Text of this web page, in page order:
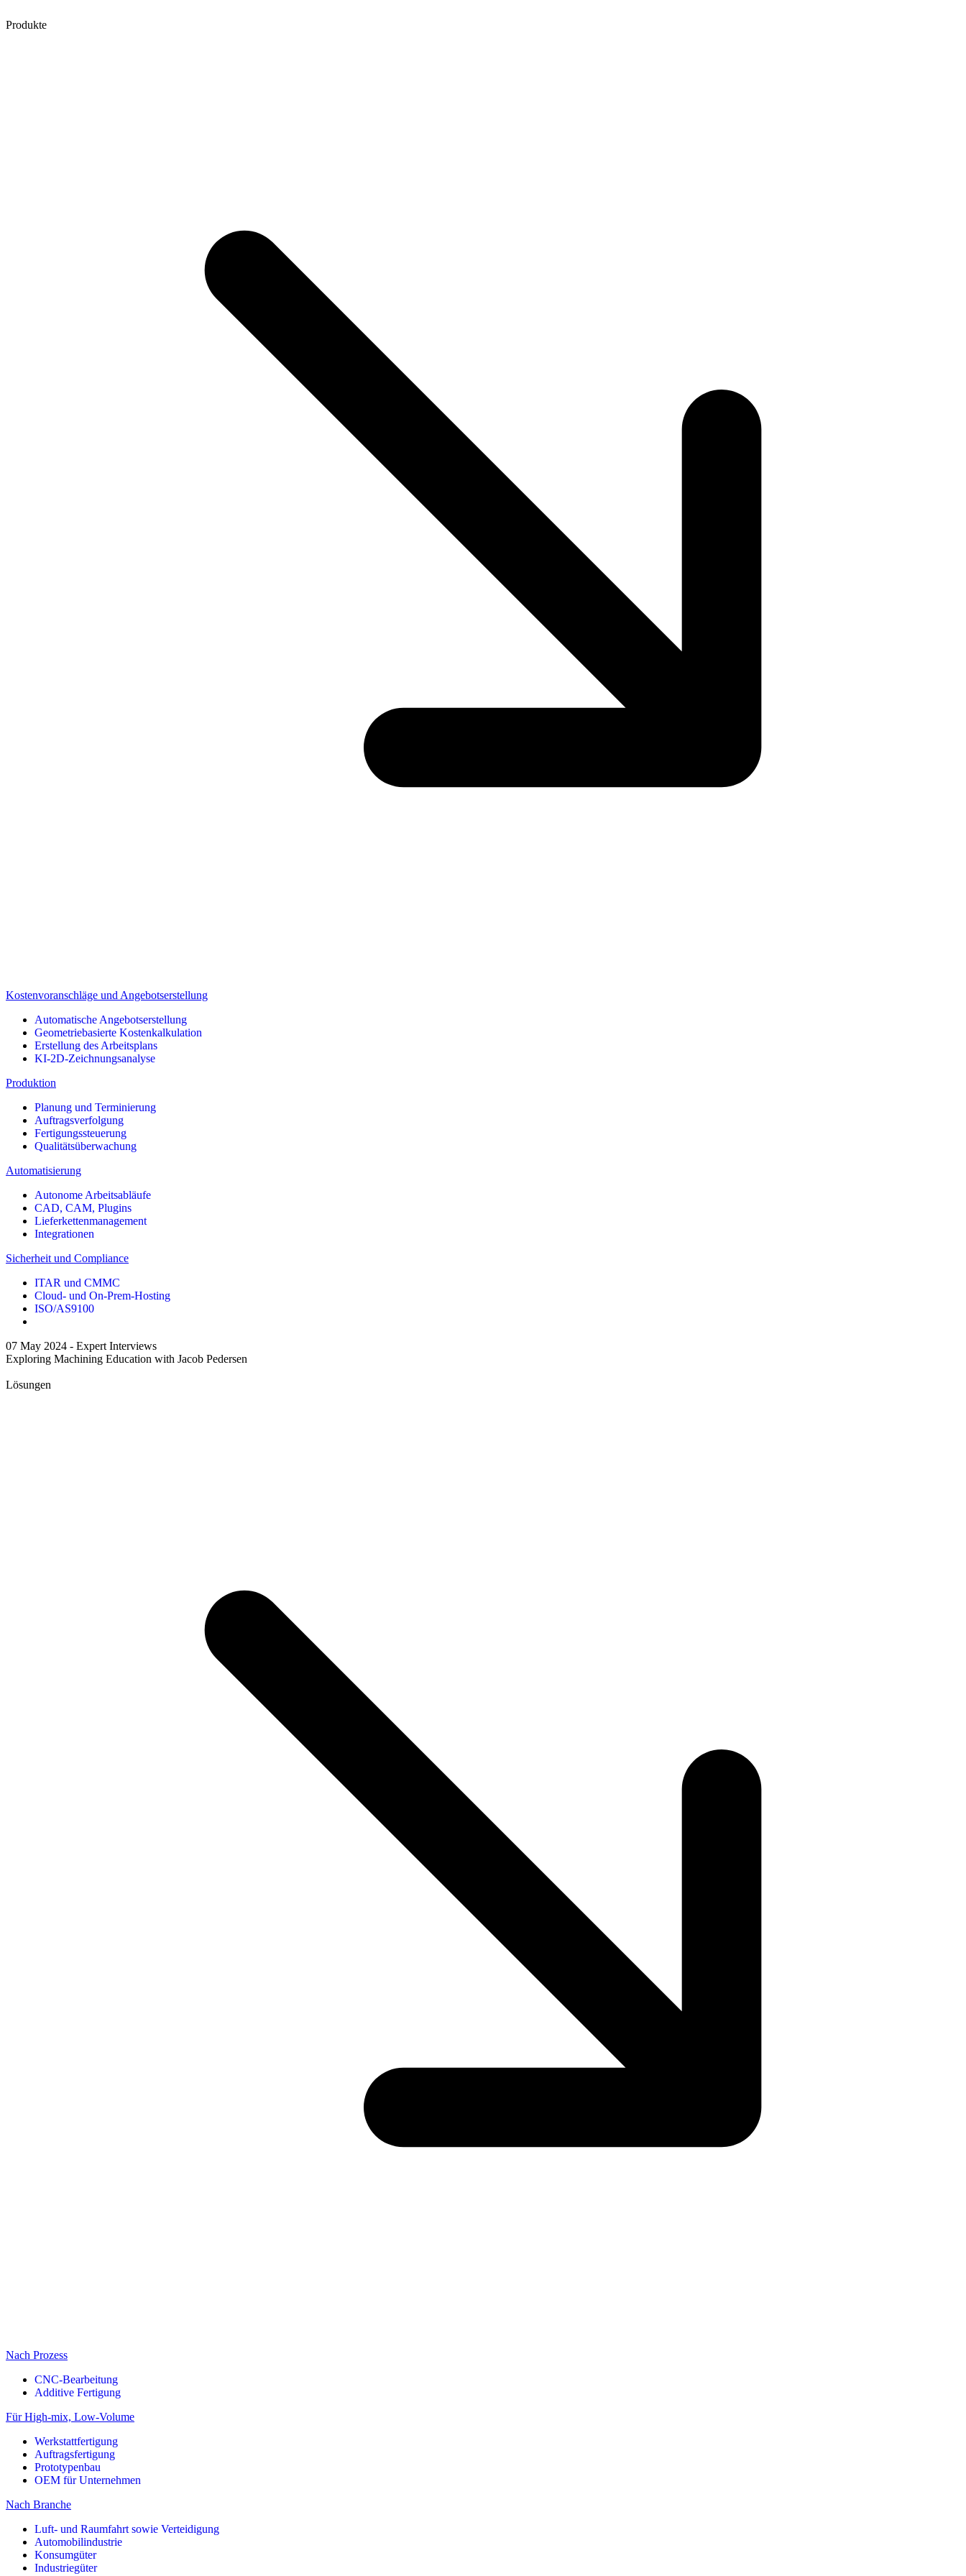
Produkte
Kostenvoranschläge und Angebotserstellung
Automatische Angebotserstellung
Geometriebasierte Kostenkalkulation
Erstellung des Arbeitsplans
KI-2D-Zeichnungsanalyse
Produktion
Planung und Terminierung
Auftragsverfolgung
Fertigungssteuerung
Qualitätsüberwachung
Automatisierung
Autonome Arbeitsabläufe
CAD, CAM, Plugins
Lieferkettenmanagement
Integrationen
Sicherheit und Compliance
ITAR und CMMC
Cloud- und On-Prem-Hosting
ISO/AS9100
07 May 2024 - Expert Interviews
Exploring Machining Education with Jacob Pedersen
Lösungen
Nach Prozess
CNC-Bearbeitung
Additive Fertigung
Für High-mix, Low-Volume
Werkstattfertigung
Auftragsfertigung
Prototypenbau
OEM für Unternehmen
Nach Branche
Luft- und Raumfahrt sowie Verteidigung
Automobilindustrie
Konsumgüter
Industriegüter